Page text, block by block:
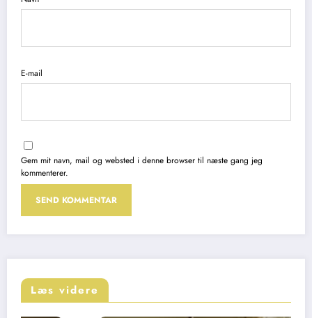
E-mail
Gem mit navn, mail og websted i denne browser til næste gang jeg
kommenterer.
Læs videre